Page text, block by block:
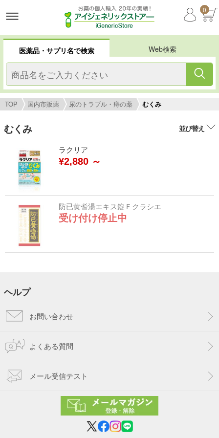
0
医薬品・サプリ名で検索 Web検索
TOP 国内市販薬 尿のトラブル・痔の薬 むくみ
むくみ 並び替え
ラクリア
¥2,880 ～
防已黄耆湯エキス錠Ｆクラシエ
受け付け停止中
ヘルプ
お問い合わせ
よくある質問
メール受信テスト